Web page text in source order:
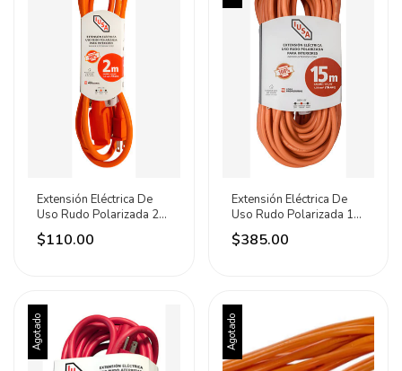
Extensión Eléctrica De
Uso Rudo Polarizada 2
Metros Iusa
$110.00
Extensión Eléctrica De
Uso Rudo Polarizada 15
Metros Iusa
$385.00
Agotado Agotado